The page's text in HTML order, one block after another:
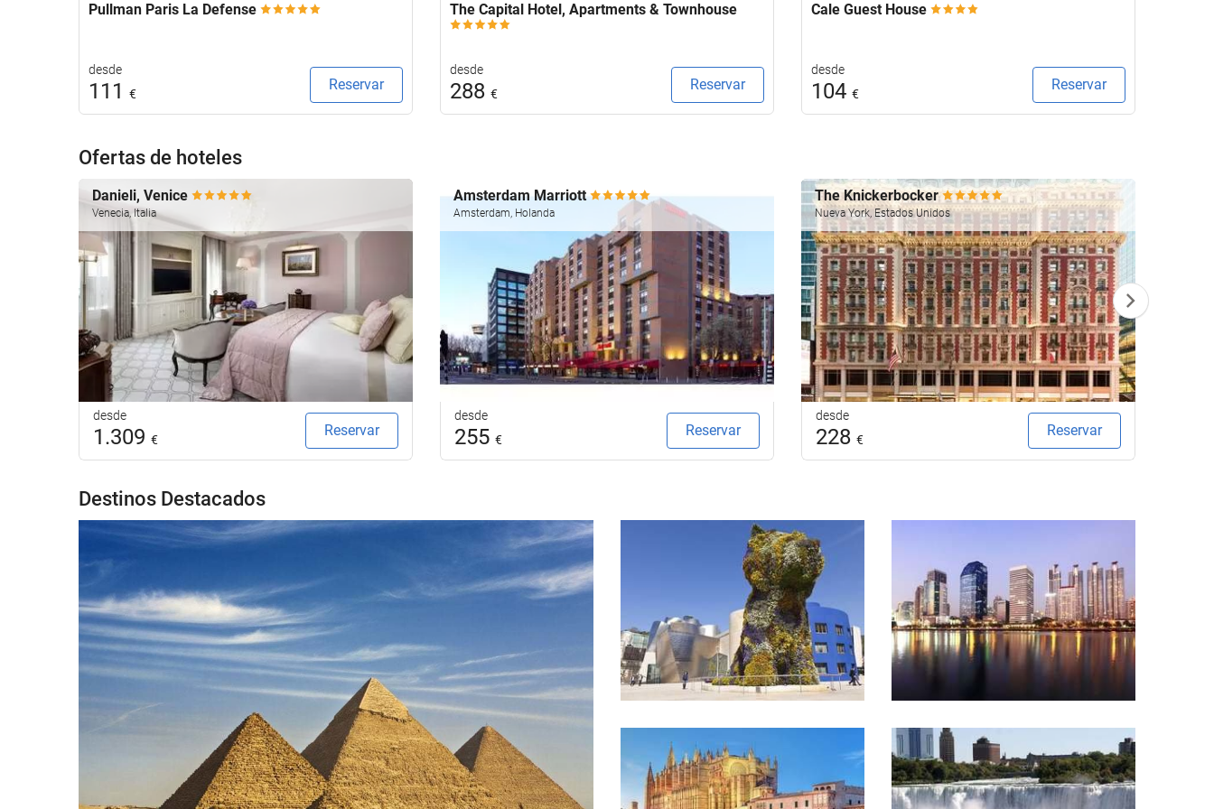
Pullman Paris La Defense
desde
111 €
Reservar
The Capital Hotel, Apartments & Townhouse
desde
288 €
Reservar
Cale Guest House
desde
104 €
Reservar
Ofertas de hoteles
Danieli, Venice
Venecia, Italia
desde
1.309 €
Reservar
Amsterdam Marriott
Amsterdam, Holanda
desde
255 €
Reservar
The Knickerbocker
Nueva York, Estados Unidos
desde
228 €
Reservar
Destinos Destacados